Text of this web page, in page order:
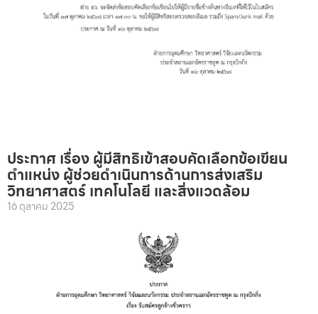
ประกาศ เรื่อง ผู้มีสิทธิเข้าสอบคัดเลือกข้อเขียน
ตำแหน่ง ผู้ช่วยดำเนินการด้านการส่งเสริม
วิทยาศาสตร์ เทคโนโลยี และสิ่งแวดล้อม
16 ตุลาคม 2025